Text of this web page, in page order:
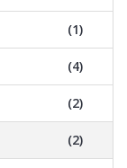
(1)
(4)
(2)
(2)